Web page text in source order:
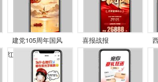
建党105周年国风
红...
喜报战报